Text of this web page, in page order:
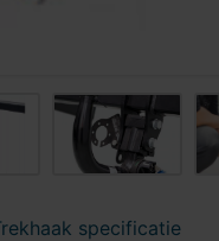
specificatie